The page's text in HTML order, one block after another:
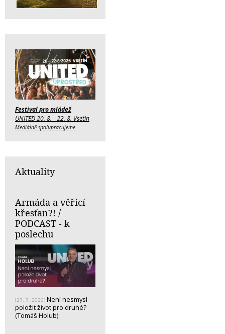
Festival pro mládež
UNITED 20. 8. - 22. 8. Vsetín
Mediálně spolupracujeme
Aktuality
Armáda a věřící
křesťan?! /
PODCAST - k
poslechu
(27. 7. 2026) Není nesmysl
položit život pro druhé?
(Tomáš Holub)